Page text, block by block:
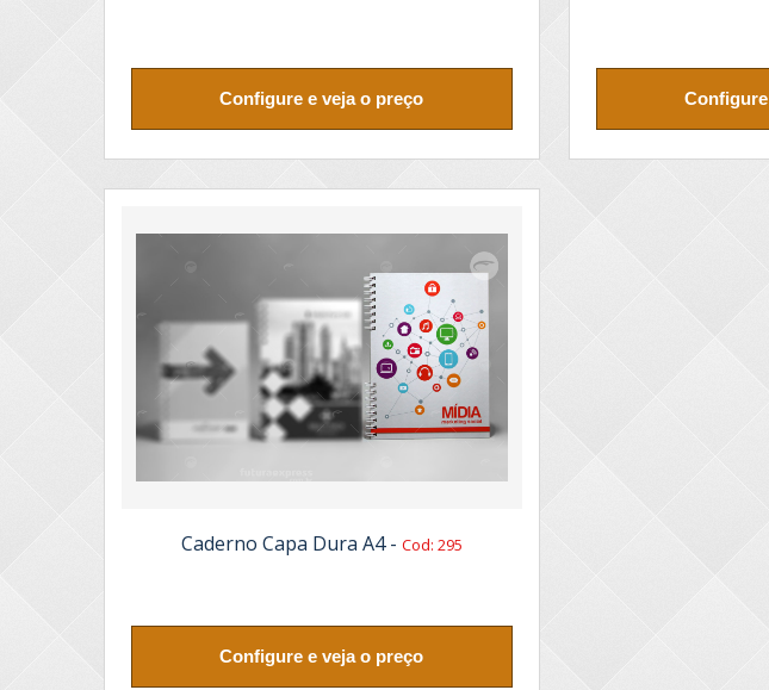
Configure e veja o preço
Caderno Capa Dura A4 - Cod: 295
Configure e veja o preço